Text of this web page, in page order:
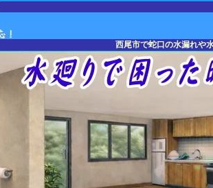
西尾市で蛇口の水漏れや